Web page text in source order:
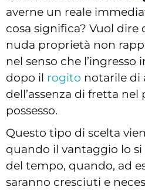
averne un reale
cosa significa? Vuol dire
nuda proprietà non
nel senso che l’ingresso
dopo il rogito notarile di
dell’assenza di fretta
possesso.
Questo tipo di scelta
quando il vantaggio lo
del tempo, quando, ad
saranno cresciuti e